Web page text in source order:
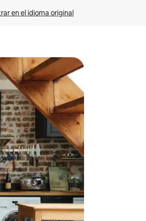
en el idioma original
con el tacto o desliza el dedo.